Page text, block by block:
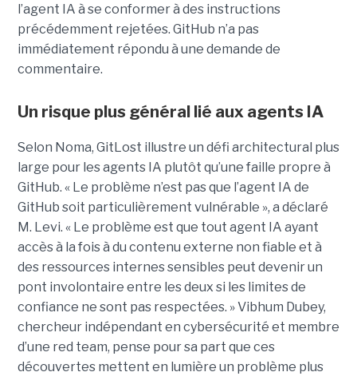
l’agent IA à se conformer à des instructions
précédemment rejetées. GitHub n’a pas
immédiatement répondu à une demande de
commentaire.
Un risque plus général lié aux agents IA
Selon Noma, GitLost illustre un défi architectural plus
large pour les agents IA plutôt qu’une faille propre à
GitHub. « Le problème n’est pas que l’agent IA de
GitHub soit particulièrement vulnérable », a déclaré
M. Levi. « Le problème est que tout agent IA ayant
accès à la fois à du contenu externe non fiable et à
des ressources internes sensibles peut devenir un
pont involontaire entre les deux si les limites de
confiance ne sont pas respectées. » Vibhum Dubey,
chercheur indépendant en cybersécurité et membre
d’une red team, pense pour sa part que ces
découvertes mettent en lumière un problème plus